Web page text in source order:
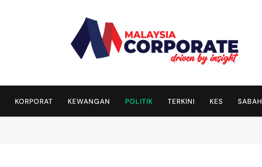
KORPORAT KEWANGAN POLITIK TERKINI KES SABAH